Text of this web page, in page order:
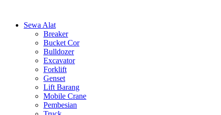
Sewa Alat
Breaker
Bucket Cor
Bulldozer
Excavator
Forklift
Genset
Lift Barang
Mobile Crane
Pembesian